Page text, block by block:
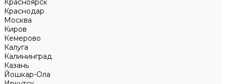
Красноярск
Краснодар
Москва
Киров
Кемерово
Калуга
Калининград
Казань
Йошкар-Ола